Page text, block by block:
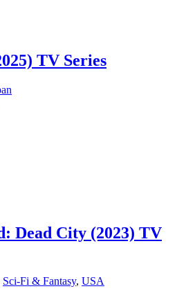
TV Series
Dead City (2023) TV
Sci-Fi & Fantasy, USA